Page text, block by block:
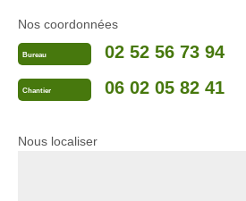
Nos coordonnées
Bureau 02 52 56 73 94
Chantier 06 02 05 82 41
Nous localiser